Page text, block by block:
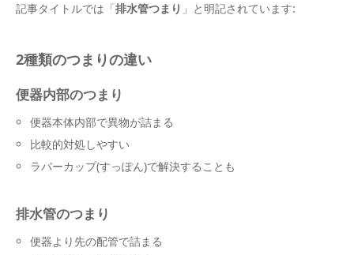
記事タイトルでは「排水管つまり 」と明記されています:
2種類のつまりの違い
便器内部のつまり
便器本体内部で異物が詰まる
比較的対処しやすい
ラバーカップ(すっぽん)で解決することも
排水管のつまり
便器より先の配管で詰まる